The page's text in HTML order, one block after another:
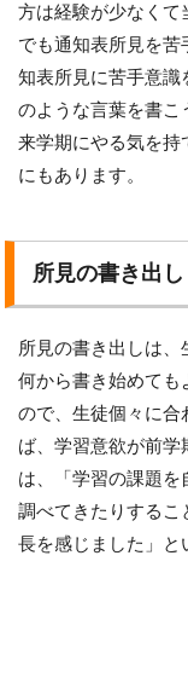
方は経験が少なくて
でも通知表所見を苦
知表所見に苦手意識
のような言葉を書こ
来学期にやる気を持
にもあります。
所見の書き出
所見の書き出しは、
何から書き始めても
ので、生徒個々に合
ば、学習意欲が前学
は、「学習の課題
調べてきたりするこ
長を感じました」と